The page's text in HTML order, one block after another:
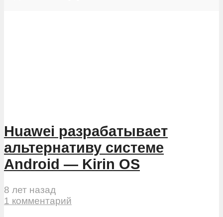
Huawei разрабатывает
альтернативу системе
Android — Kirin OS
8 лет назад
1 комментарий